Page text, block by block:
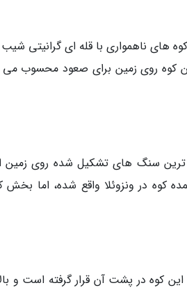
های ناهمواری با قله ای گرانیتی
کوه روی زمین برای صعود محسوب می
یکی از قدیمی ترین سنگ های تشکیل شده
در ونزوئلا واقع شده، اما بخش
کوه در پشت آن قرار گرفته است و